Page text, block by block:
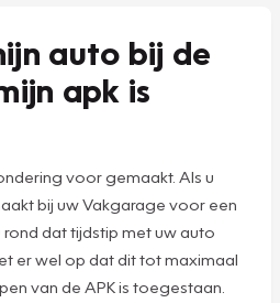
auto bij de
apk is
voor gemaakt. Als u
bij uw Vakgarage voor een
rond dat tijdstip met uw auto
er wel op dat dit tot maximaal
van de APK is toegestaan.